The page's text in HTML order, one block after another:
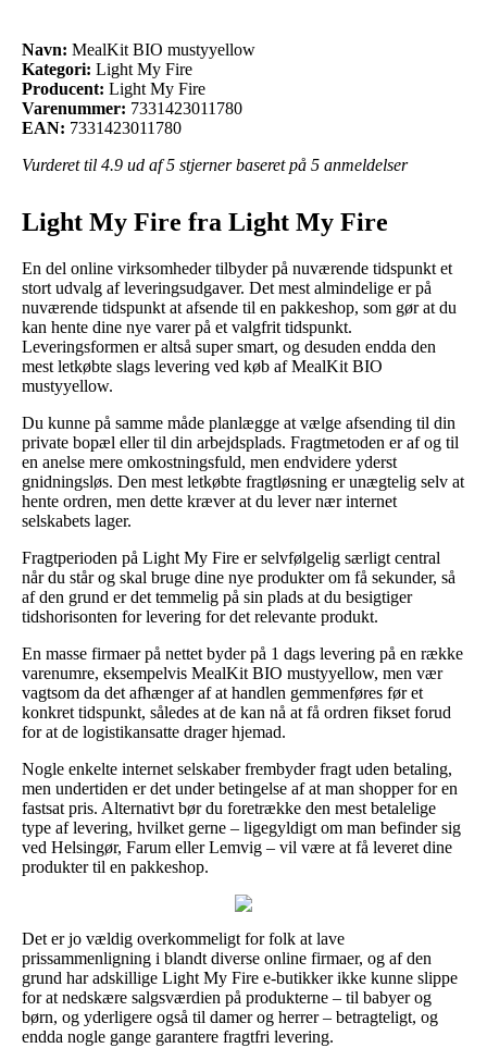
Navn: MealKit BIO mustyyellow
Kategori: Light My Fire
Producent: Light My Fire
Varenummer: 7331423011780
EAN: 7331423011780
Vurderet til 4.9 ud af 5 stjerner baseret på 5 anmeldelser
Light My Fire fra Light My Fire
En del online virksomheder tilbyder på nuværende tidspunkt et
stort udvalg af leveringsudgaver. Det mest almindelige er på
nuværende tidspunkt at afsende til en pakkeshop, som gør at du
kan hente dine nye varer på et valgfrit tidspunkt.
Leveringsformen er altså super smart, og desuden endda den
mest letkøbte slags levering ved køb af MealKit BIO
mustyyellow.
Du kunne på samme måde planlægge at vælge afsending til din
private bopæl eller til din arbejdsplads. Fragtmetoden er af og til
en anelse mere omkostningsfuld, men endvidere yderst
gnidningsløs. Den mest letkøbte fragtløsning er unægtelig selv at
hente ordren, men dette kræver at du lever nær internet
selskabets lager.
Fragtperioden på Light My Fire er selvfølgelig særligt central
når du står og skal bruge dine nye produkter om få sekunder, så
af den grund er det temmelig på sin plads at du besigtiger
tidshorisonten for levering for det relevante produkt.
En masse firmaer på nettet byder på 1 dags levering på en række
varenumre, eksempelvis MealKit BIO mustyyellow, men vær
vagtsom da det afhænger af at handlen gemmenføres før et
konkret tidspunkt, således at de kan nå at få ordren fikset forud
for at de logistikansatte drager hjemad.
Nogle enkelte internet selskaber frembyder fragt uden betaling,
men undertiden er det under betingelse af at man shopper for en
fastsat pris. Alternativt bør du foretrække den mest betalelige
type af levering, hvilket gerne – ligegyldigt om man befinder sig
ved Helsingør, Farum eller Lemvig – vil være at få leveret dine
produkter til en pakkeshop.
Det er jo vældig overkommeligt for folk at lave
prissammenligning i blandt diverse online firmaer, og af den
grund har adskillige Light My Fire e-butikker ikke kunne slippe
for at nedskære salgsværdien på produkterne – til babyer og
børn, og yderligere også til damer og herrer – betragteligt, og
endda nogle gange garantere fragtfri levering.